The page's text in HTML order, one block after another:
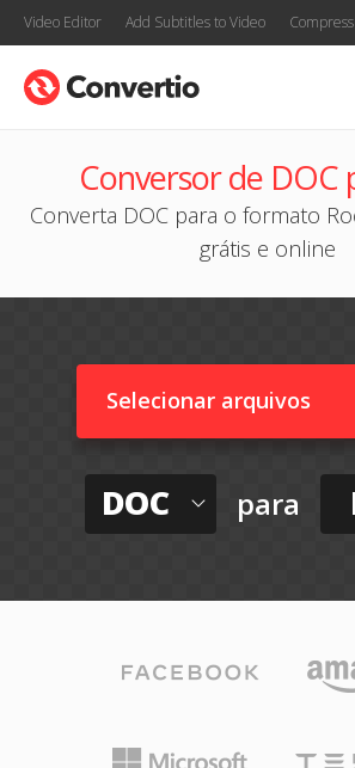
Video Editor Add Subtitles to Video
Conversor de DOC
Converta DOC para o formato
grátis e online
Selecionar arquivos
DOC para